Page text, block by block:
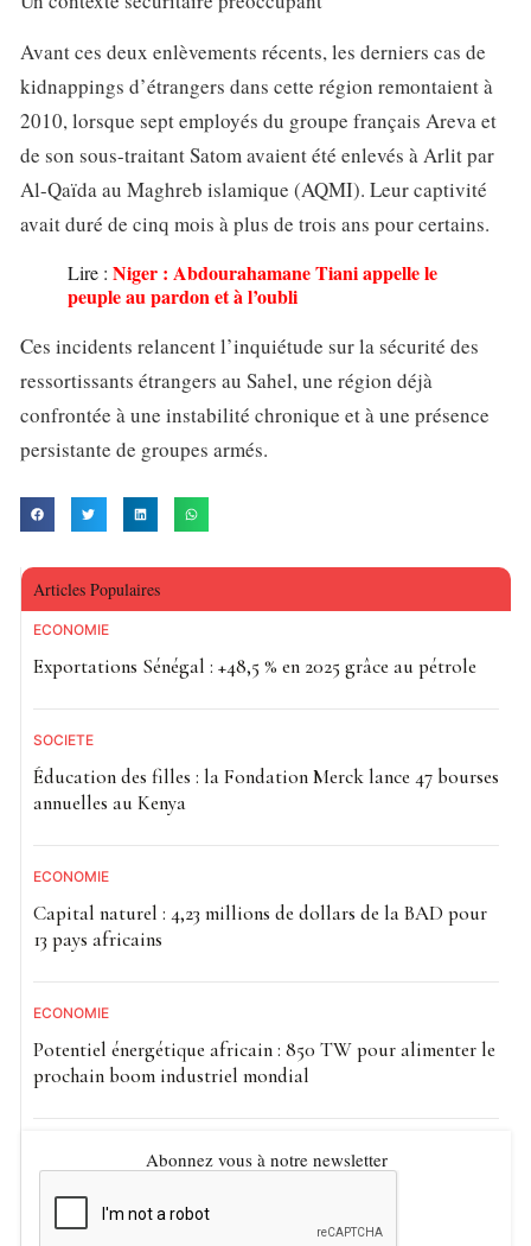
Avant ces deux enlèvements récents, les derniers cas de
kidnappings d’étrangers dans cette région remontaient à
2010, lorsque sept employés du groupe français Areva et
de son sous-traitant Satom avaient été enlevés à Arlit par
Al-Qaïda au Maghreb islamique (AQMI). Leur captivité
avait duré de cinq mois à plus de trois ans pour certains.
Lire : Niger : Abdourahamane Tiani appelle le
peuple au pardon et à l’oubli
Ces incidents relancent l’inquiétude sur la sécurité des
ressortissants étrangers au Sahel, une région déjà
confrontée à une instabilité chronique et à une présence
persistante de groupes armés.
Articles Populaires
ECONOMIE
Exportations Sénégal : +48,5 % en 2025 grâce au pétrole
SOCIETE
Éducation des filles : la Fondation Merck lance 47 bourses
annuelles au Kenya
ECONOMIE
Capital naturel : 4,23 millions de dollars de la BAD pour
13 pays africains
ECONOMIE
Potentiel énergétique africain : 850 TW pour alimenter le
prochain boom industriel mondial
Abonnez vous à notre newsletter